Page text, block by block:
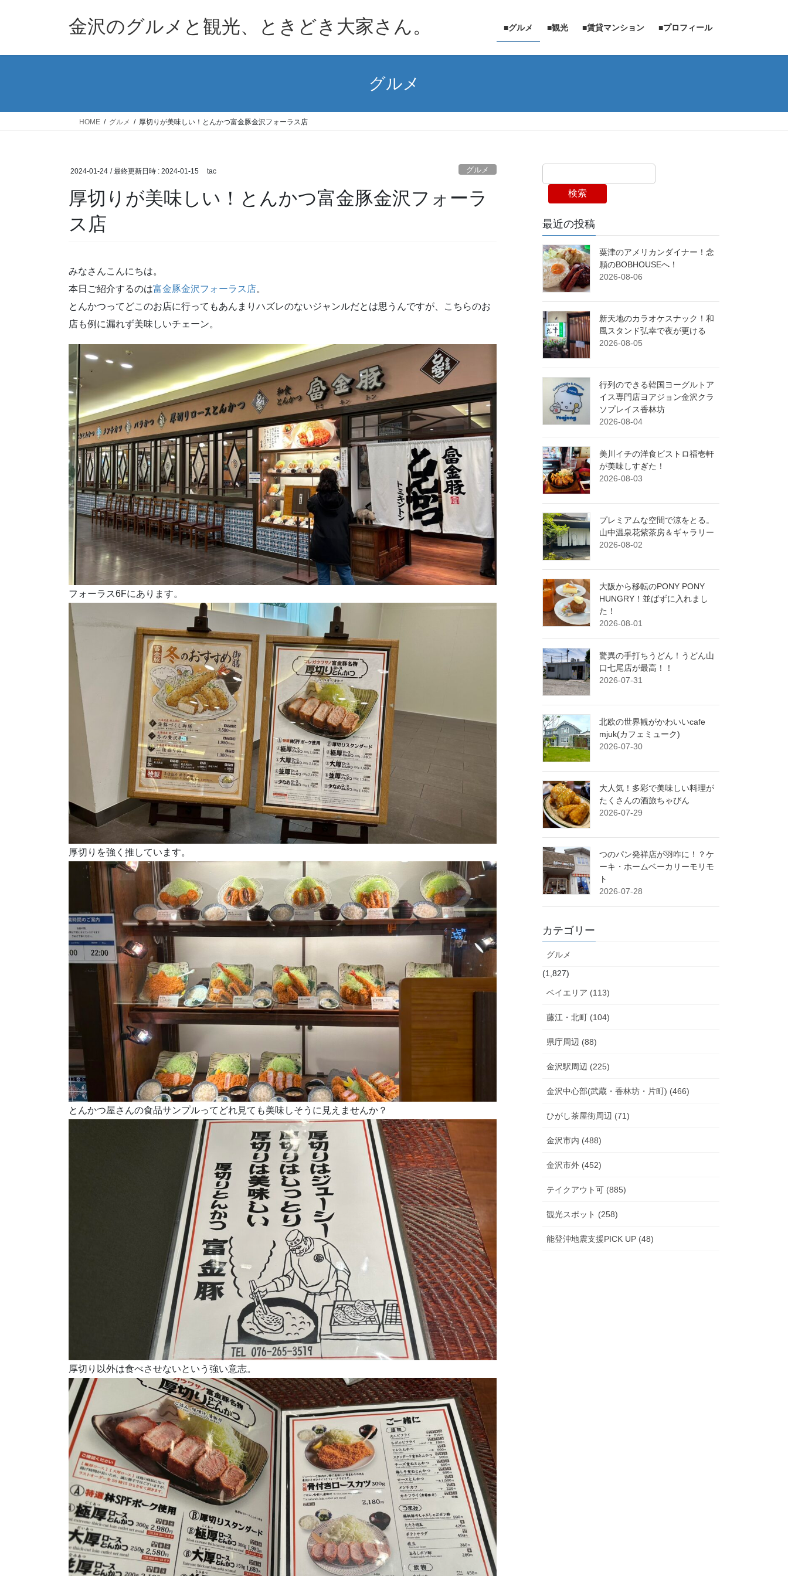
金沢のグルメと観光、ときどき大家さん。 ■グルメ ■観光 ■賃貸マンション ■プロフィール
グルメ
HOME グルメ 厚切りが美味しい！とんかつ富金豚金沢フォーラス店
2024-01-24 / 最終更新日時 : 2024-01-15 tac グルメ
厚切りが美味しい！とんかつ富金豚金沢フォーラ
ス店
みなさんこんにちは。
本日ご紹介するのは富金豚金沢フォーラス店。
とんかつってどこのお店に行ってもあんまりハズレのないジャンルだとは思うんですが、こちらのお
店も例に漏れず美味しいチェーン。
フォーラス6Fにあります。
厚切りを強く推しています。
とんかつ屋さんの食品サンプルってどれ見ても美味しそうに見えませんか？
厚切り以外は食べさせないという強い意志。
検索
最近の投稿
粟津のアメリカンダイナー！念
願のBOBHOUSEへ！
2026-08-06
新天地のカラオケスナック！和
風スタンド弘幸で夜が更ける
2026-08-05
行列のできる韓国ヨーグルトア
イス専門店ヨアジョン金沢クラ
ソプレイス香林坊
2026-08-04
美川イチの洋食ビストロ福壱軒
が美味しすぎた！
2026-08-03
プレミアムな空間で涼をとる。
山中温泉花紫茶房＆ギャラリー
2026-08-02
大阪から移転のPONY PONY
HUNGRY！並ばずに入れまし
た！
2026-08-01
驚異の手打ちうどん！うどん山
口七尾店が最高！！
2026-07-31
北欧の世界観がかわいいcafe
mjuk(カフェミューク)
2026-07-30
大人気！多彩で美味しい料理が
たくさんの酒旅ちゃびん
2026-07-29
つのパン発祥店が羽咋に！？ケ
ーキ・ホームベーカリーモリモ
ト
2026-07-28
カテゴリー
グルメ
(1,827)
ベイエリア (113)
藤江・北町 (104)
県庁周辺 (88)
金沢駅周辺 (225)
金沢中心部(武蔵・香林坊・片町) (466)
ひがし茶屋街周辺 (71)
金沢市内 (488)
金沢市外 (452)
テイクアウト可 (885)
観光スポット (258)
能登沖地震支援PICK UP (48)